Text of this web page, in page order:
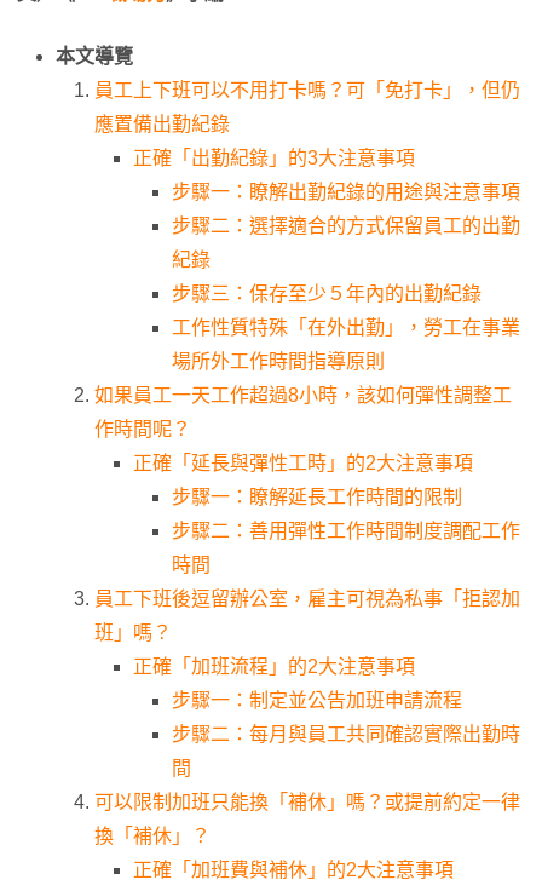
本文導覽
員工上下班可以不用打卡嗎？可「免打卡」，但仍
應置備出勤紀錄
正確「出勤紀錄」的3大注意事項
步驟一：瞭解出勤紀錄的用途與注意事項
步驟二：選擇適合的方式保留員工的出勤
紀錄
步驟三：保存至少５年內的出勤紀錄
工作性質特殊「在外出勤」，勞工在事業
場所外工作時間指導原則
如果員工一天工作超過8小時，該如何彈性調整工
作時間呢？
正確「延長與彈性工時」的2大注意事項
步驟一：瞭解延長工作時間的限制
步驟二：善用彈性工作時間制度調配工作
時間
員工下班後逗留辦公室，雇主可視為私事「拒認加
班」嗎？
正確「加班流程」的2大注意事項
步驟一：制定並公告加班申請流程
步驟二：每月與員工共同確認實際出勤時
間
可以限制加班只能換「補休」嗎？或提前約定一律
換「補休」？
正確「加班費與補休」的2大注意事項